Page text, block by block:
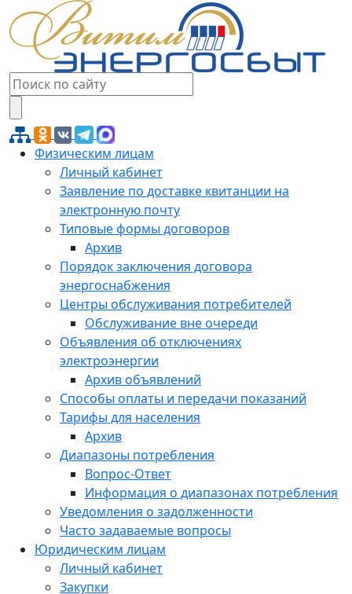
Физическим лицам
Личный кабинет
Заявление по доставке квитанции на
электронную почту
Типовые формы договоров
Архив
Порядок заключения договора
энергоснабжения
Центры обслуживания потребителей
Обслуживание вне очереди
Объявления об отключениях
электроэнергии
Архив объявлений
Способы оплаты и передачи показаний
Тарифы для населения
Архив
Диапазоны потребления
Вопрос-Ответ
Информация о диапазонах потребления
Уведомления о задолженности
Часто задаваемые вопросы
Юридическим лицам
Личный кабинет
Закупки